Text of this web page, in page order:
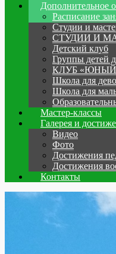
Дополнительное
Расписание
Студии и
СТУДИИ И
Детский клуб
Группы детей
КЛУБ
Школа для
Школа для
Мастер-классы
Галерея и
Видео
Фото
Достижения
Достижения
Контакты